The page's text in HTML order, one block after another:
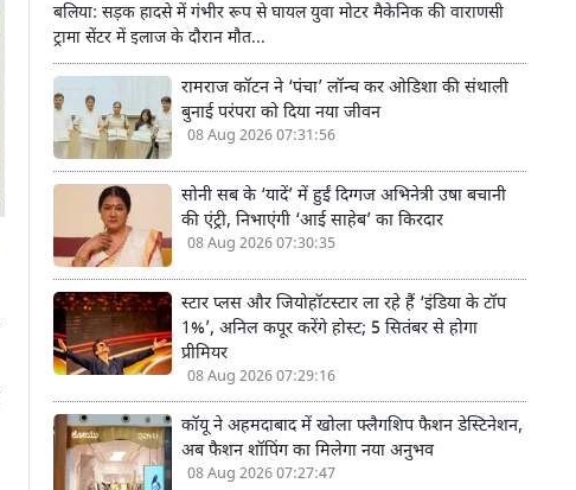
बलिया: सड़क हादसे में गंभीर रूप से घायल युवा मोटर मैकेनिक की वाराणसी
ट्रामा सेंटर में इलाज के दौरान मौत...
रामराज कॉटन ने ‘पंचा’ लॉन्च कर ओडिशा की संथाली
बुनाई परंपरा को दिया नया जीवन
08 Aug 2026 07:31:56
सोनी सब के ‘यादें’ में हुईं दिग्गज अभिनेत्री उषा बचानी
की एंट्री, निभाएंगी ‘आई साहेब’ का किरदार
08 Aug 2026 07:30:35
स्टार प्लस और जियोहॉटस्टार ला रहे हैं ‘इंडिया के टॉप
1%’, अनिल कपूर करेंगे होस्ट; 5 सितंबर से होगा
प्रीमियर
08 Aug 2026 07:29:16
कॉयू ने अहमदाबाद में खोला फ्लैगशिप फैशन डेस्टिनेशन,
अब फैशन शॉपिंग का मिलेगा नया अनुभव
08 Aug 2026 07:27:47